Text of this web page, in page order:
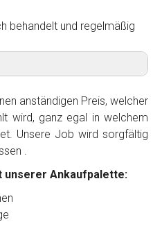
behandelt und regelmäßig
anständigen Preis, welcher
wird, ganz egal in welchem
Unsere Job wird sorgfältig
.
unserer Ankaufpalette: